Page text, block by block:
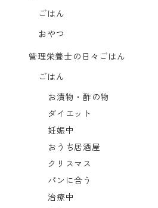
ごはん
おやつ
管理栄養士の日々ごはん
ごはん
お漬物・酢の物
ダイエット
妊娠中
おうち居酒屋
クリスマス
パンに合う
治療中